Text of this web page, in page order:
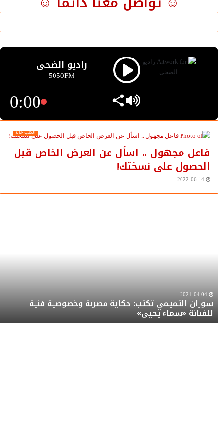
راديو الضحى
5050FM
0:00
الكتب خانة
فاعل مجهول .. اسأل عن العرض الخاص قبل
الحصول على نسختك!
2022-06-14
للفنانة
«سماء
يحيى»
2021-04-04
سوزان التميمي تكتب: حكاية مصرية وخصوصية فنية
للفنانة «سماء يحيى»